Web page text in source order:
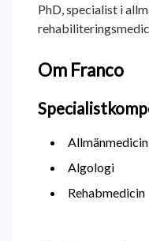
PhD, specialist i
Om Franco
Allmänmedicin
Algologi
Rehabmedicin